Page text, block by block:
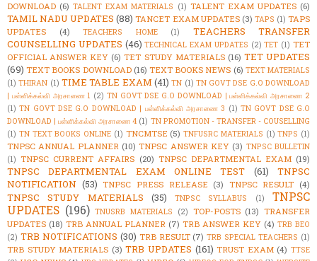
DOWNLOAD (6) TALENT EXAM MATERIALS (1) TALENT EXAM UPDATES (6)
TAMIL NADU UPDATES (88) TANCET EXAM UPDATES (3) TAPS (1) TAPS
UPDATES
(4) TEACHERS HOME (1)
TEACHERS TRANSFER
COUNSELLING UPDATES (46) TECHNICAL EXAM UPDATES (2) TET (1) TET
OFFICIAL ANSWER KEY (6) TET STUDY MATERIALS (16) TET UPDATES
(69) TEXT BOOKS DOWNLOAD (16) TEXT BOOKS NEWS (6) TEXT MATERIALS
(1) THIRAN (1) TIME TABLE EXAM (41) TN (1) TN GOVT DSE G.O DOWNLOAD
| பள்ளிக்கல்வி அரசாணை 1 (2) TN GOVT DSE G.O DOWNLOAD | பள்ளிக்கல்வி அரசாணை 2
(1) TN GOVT DSE G.O DOWNLOAD | பள்ளிக்கல்வி அரசாணை 3 (1) TN GOVT DSE G.O
DOWNLOAD | பள்ளிக்கல்வி அரசாணை 4 (1) TN PROMOTION - TRANSFER - COUSELLING
(1) TN TEXT BOOKS ONLINE (1) TNCMTSE (5) TNFUSRC MATERIALS (1) TNPS (1)
TNPSC ANNUAL PLANNER (10) TNPSC ANSWER KEY (3) TNPSC BULLETIN
(1) TNPSC CURRENT AFFAIRS (20) TNPSC DEPARTMENTAL EXAM (19)
TNPSC DEPARTMENTAL EXAM ONLINE TEST (61)
TNPSC
NOTIFICATION (53) TNPSC PRESS RELEASE (3) TNPSC RESULT (4)
TNPSC STUDY MATERIALS (35) TNPSC SYLLABUS (1)
TNPSC
UPDATES (196) TNUSRB MATERIALS (2) TOP-POSTS (13) TRANSFER
UPDATES (18) TRB ANNUAL PLANNER (7) TRB ANSWER KEY (4) TRB BEO
(2) TRB NOTIFICATIONS (30) TRB RESULT (7) TRB SPECIAL TEACHERS (1)
TRB STUDY MATERIALS (3) TRB UPDATES (161) TRUST EXAM (4) TTSE